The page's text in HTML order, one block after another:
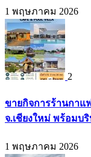
1 พฤษภาคม 2026
2
ขายกิจการร้านกาแ
จ.เชียงใหม่ พร้อมบริ
1 พฤษภาคม 2026